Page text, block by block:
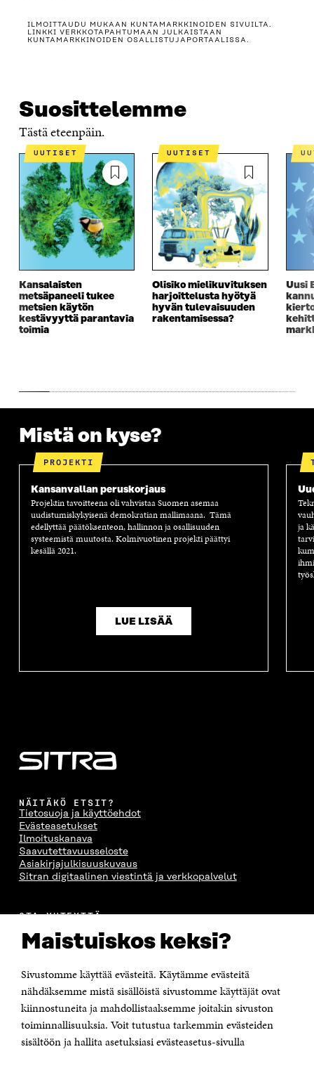
Maistuiskos keksi?
Sivustomme käyttää evästeitä. Käytämme evästeitä
nähdäksemme mistä sisällöistä sivustomme käyttäjät ovat
kiinnostuneita ja mahdollistaaksemme joitakin sivuston
toiminnallisuuksia. Voit tutustua tarkemmin evästeiden
sisältöön ja hallita asetuksiasi evästeasetus-sivulla
ILMOITTAUDU MUKAAN KUNTAMARKKINOIDEN SIVUILTA.
LINKKI VERKKOTAPAHTUMAAN JULKAISTAAN
KUNTAMARKKINOIDEN OSALLISTUJAPORTAALISSA.
Suosittelemme
Tästä eteenpäin.
UUTISET
Kansalaisten
metsäpaneeli tukee
metsien käytön
kestävyyttä parantavia
toimia
UUTISET
Olisiko mielikuvituksen
harjoittelusta hyötyä
hyvän tulevaisuuden
rakentamisessa?
Uusi
Mistä on kyse?
PROJEKTI
Kansanvallan peruskorjaus
Projektin tavoitteena oli vahvistaa Suomen asemaa
uudistumiskykyisenä demokratian mallimaana. Tämä
edellyttää päätöksenteon, hallinnon ja osallisuuden
systeemistä muutosta. Kolmivuotinen projekti päättyi
kesällä 2021.
LUE LISÄÄ
ja
NÄITÄKÖ ETSIT?
Tietosuoja ja käyttöehdot
Evästeasetukset
Ilmoituskanava
Saavutettavuusseloste
Asiakirjajulkisuuskuvaus
Sitran digitaalinen viestintä ja verkkopalvelut
OTA YHTEYTTÄ
Itämerenkatu 11-13, PL 160,
00181 Helsinki
Puhelin +358 294 618 991
Sähköpostiosoite
Saapumisohjeet
Y-tunnus 0202132-3